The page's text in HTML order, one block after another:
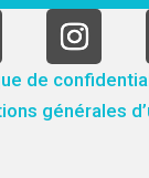
de
générales